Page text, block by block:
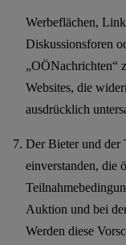
Werbeflächen,
Diskussionsforen
„OÖNachrichten“
Websites, die
ausdrücklich
Der Bieter und der
einverstanden, die
Auktion und bei
Werden diese